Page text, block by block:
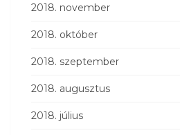
2018. november
2018. október
2018. szeptember
2018. augusztus
2018. július